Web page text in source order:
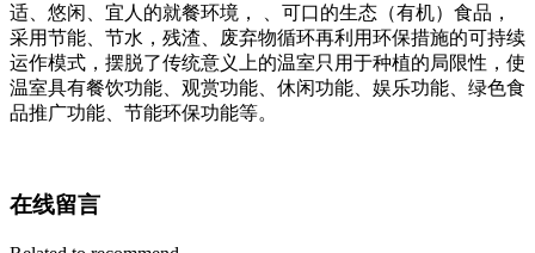
适、悠闲、宜人的就餐环境， 、可口的生态（有机）食品，
采用节能、节水，残渣、废弃物循环再利用环保措施的可持续
运作模式，摆脱了传统意义上的温室只用于种植的局限性，使
温室具有餐饮功能、观赏功能、休闲功能、娱乐功能、绿色食
品推广功能、节能环保功能等。
在线留言